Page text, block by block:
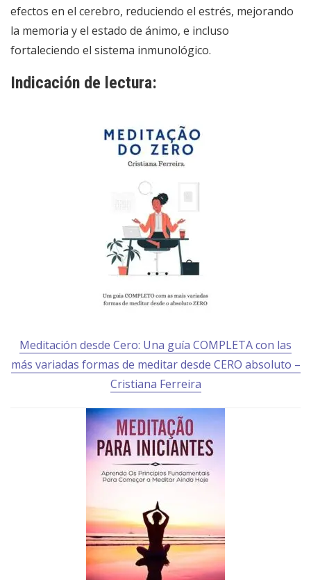
efectos en el cerebro, reduciendo el estrés, mejorando
la memoria y el estado de ánimo, e incluso
fortaleciendo el sistema inmunológico.
Indicación de lectura:
Meditación desde Cero: Una guía COMPLETA con las
más variadas formas de meditar desde CERO absoluto –
Cristiana Ferreira